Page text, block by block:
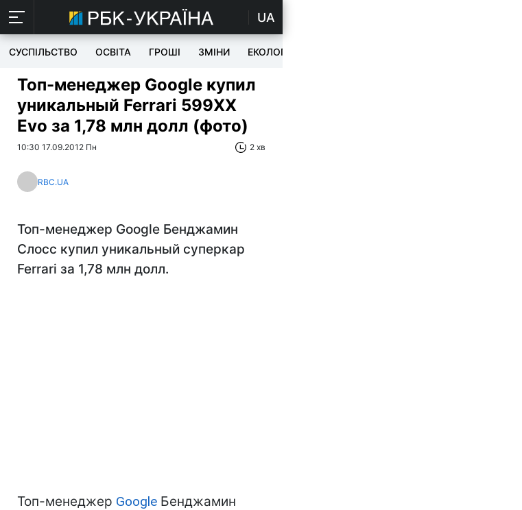
UA
СУСПІЛЬСТВО ОСВІТА ГРОШІ ЗМІНИ ЕКОЛОГІЯ
Топ-менеджер Google купил
уникальный Ferrari 599XX
Evo за 1,78 млн долл (фото)
10:30 17.09.2012 Пн 2 хв
RBC.UA
Топ-менеджер Google Бенджамин
Слосс купил уникальный суперкар
Ferrari за 1,78 млн долл.
Топ-менеджер Google Бенджамин